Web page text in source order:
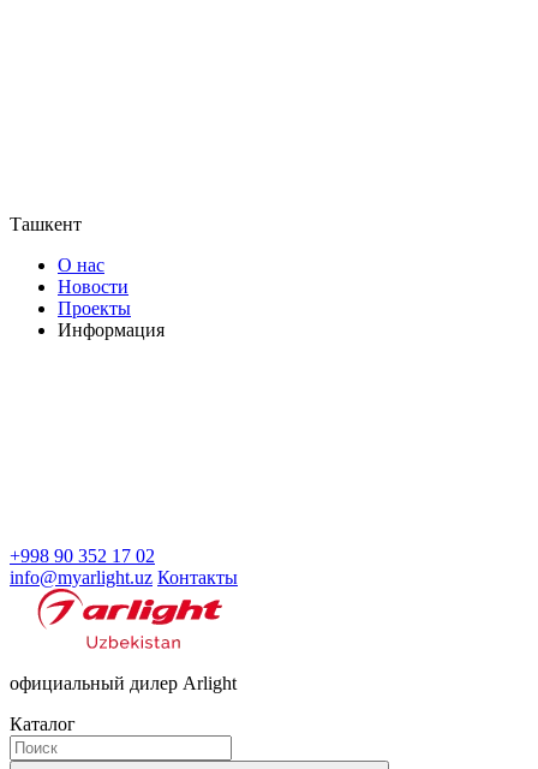
Ташкент
О нас
Новости
Проекты
Информация
+998 90 352 17 02
info@myarlight.uz Контакты
официальный дилер Arlight
Каталог